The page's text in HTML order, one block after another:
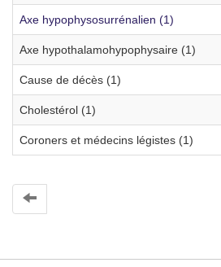
Axe hypophysosurrénalien (1)
Axe hypothalamohypophysaire (1)
Cause de décès (1)
Cholestérol (1)
Coroners et médecins légistes (1)